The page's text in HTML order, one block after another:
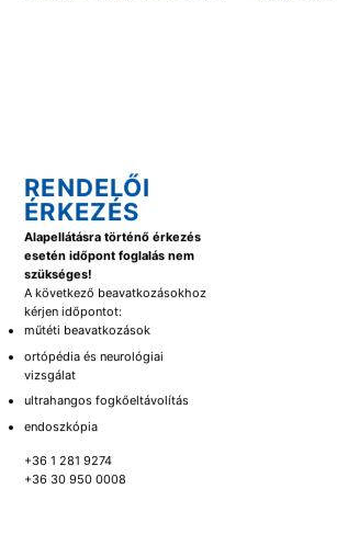
RENDELŐI
ÉRKEZÉS
Alapellátásra történő érkezés
esetén időpont foglalás nem
szükséges!
A következő beavatkozásokhoz
kérjen időpontot:
műtéti beavatkozások
ortópédia és neurológiai
vizsgálat
ultrahangos fogkőeltávolítás
endoszkópia
+36 1 281 9274
+36 30 950 0008